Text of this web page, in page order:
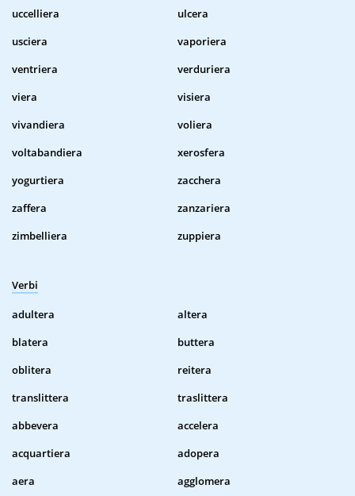
uccelliera
ulcera
usciera
vaporiera
ventriera
verduriera
viera
visiera
vivandiera
voliera
voltabandiera
xerosfera
yogurtiera
zacchera
zaffera
zanzariera
zimbelliera
zuppiera
Verbi
adultera
altera
blatera
buttera
oblitera
reitera
translittera
traslittera
abbevera
accelera
acquartiera
adopera
aera
agglomera